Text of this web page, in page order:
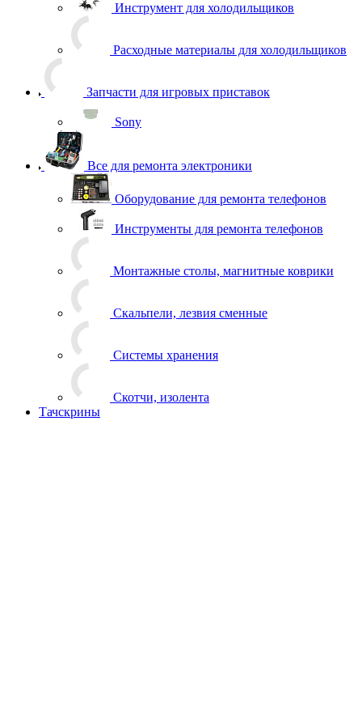
Инструмент для холодильщиков
Скальпели, лезвия сменные
Системы хранения
Тачскрины